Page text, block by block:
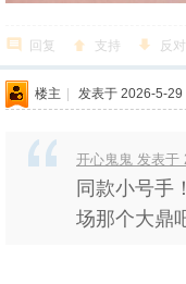
回复 支持 反对
楼主 | 发表于 2026-5-
开心鬼鬼 发表于
同款小号手
场那个大鼎